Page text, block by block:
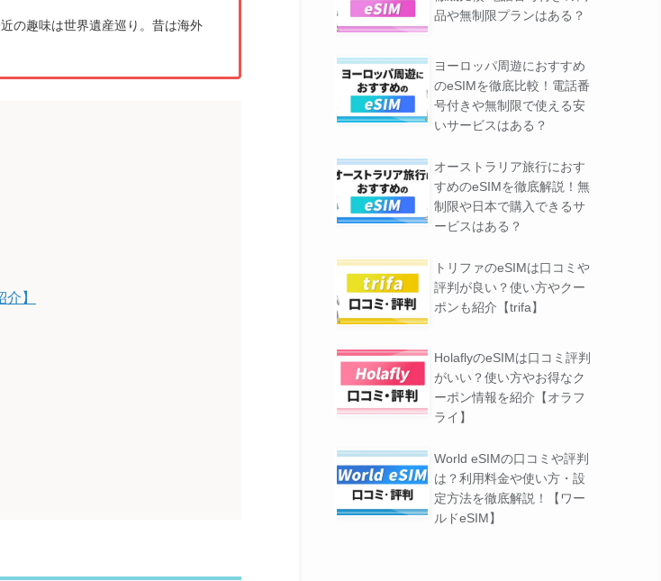
の趣味は世界遺産巡り。昔は海外
】
品や無制限プランはある？
ヨーロッパ周遊におすすめ
のeSIMを徹底比較！電話番
号付きや無制限で使える安
いサービスはある？
オーストラリア旅行におす
すめのeSIMを徹底解説！無
制限や日本で購入できるサ
ービスはある？
トリファのeSIMは口コミや
評判が良い？使い方やクー
ポンも紹介【trifa】
HolaflyのeSIMは口コミ評判
がいい？使い方やお得なク
ーポン情報を紹介【オラフ
ライ】
World eSIMの口コミや評判
は？利用料金や使い方・設
定方法を徹底解説！【ワー
ルドeSIM】